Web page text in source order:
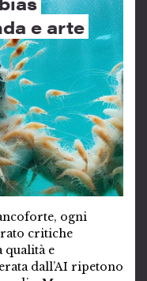
e arte
ogni
critiche
qualità e
dall’AI ripetono